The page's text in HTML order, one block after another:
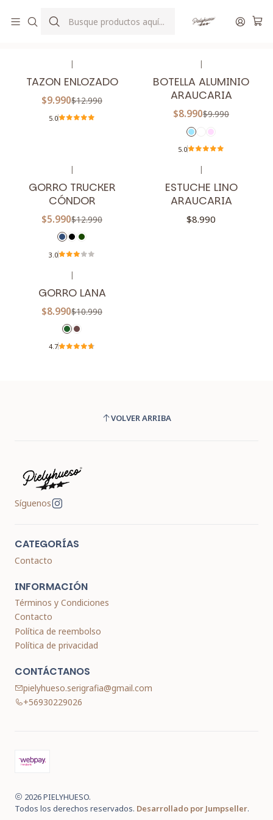
|
TAZON ENLOZADO
$9.990$12.990
5.0
|
BOTELLA ALUMINIO
ARAUCARIA
$8.990$9.990
5.0
|
GORRO TRUCKER
CÓNDOR
$5.990$12.990
3.0
|
ESTUCHE LINO
ARAUCARIA
$8.990
|
GORRO LANA
$8.990$10.990
4.7
VOLVER ARRIBA
Síguenos
CATEGORÍAS
Contacto
INFORMACIÓN
Términos y Condiciones
Contacto
Política de reembolso
Política de privacidad
CONTÁCTANOS
pielyhueso.serigrafia@gmail.com
+56930229026
2026 PIELYHUESO.
Todos los derechos reservados. Desarrollado por Jumpseller.